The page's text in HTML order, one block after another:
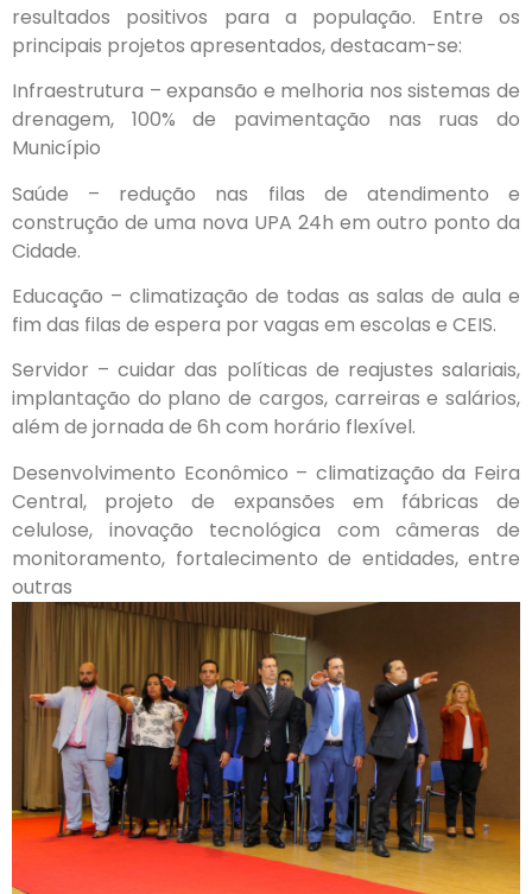
resultados positivos para a população. Entre os
principais projetos apresentados, destacam-se:
Infraestrutura – expansão e melhoria nos sistemas de
drenagem, 100% de pavimentação nas ruas do
Município
Saúde – redução nas filas de atendimento e
construção de uma nova UPA 24h em outro ponto da
Cidade.
Educação – climatização de todas as salas de aula e
fim das filas de espera por vagas em escolas e CEIS.
Servidor – cuidar das políticas de reajustes salariais,
implantação do plano de cargos, carreiras e salários,
além de jornada de 6h com horário flexível.
Desenvolvimento Econômico – climatização da Feira
Central, projeto de expansões em fábricas de
celulose, inovação tecnológica com câmeras de
monitoramento, fortalecimento de entidades, entre
outras